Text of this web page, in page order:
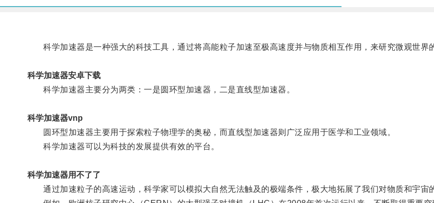
科学加速器是一种强大的科技工具，通过将高能粒子加速至极高速度并与物质相互作用，来研究微观世界
科学加速器安卓下载
科学加速器主要分为两类：一是圆环型加速器，二是直线型加速器。
科学加速器vnp
圆环型加速器主要用于探索粒子物理学的奥秘，而直线型加速器则广泛应用于医学和工业领域。
科学加速器可以为科技的发展提供有效的平台。
科学加速器用不了了
通过加速粒子的高速运动，科学家可以模拟大自然无法触及的极端条件，极大地拓展了我们对物质和宇宙